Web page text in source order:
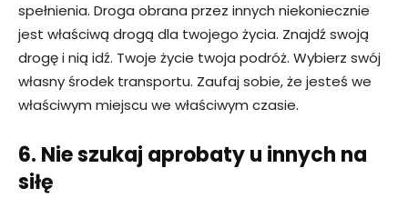
spełnienia. Droga obrana przez innych niekoniecznie
jest właściwą drogą dla twojego życia. Znajdź swoją
drogę i nią idź. Twoje życie twoja podróż. Wybierz swój
własny środek transportu. Zaufaj sobie, że jesteś we
właściwym miejscu we właściwym czasie.
6. Nie szukaj aprobaty u innych na
siłę